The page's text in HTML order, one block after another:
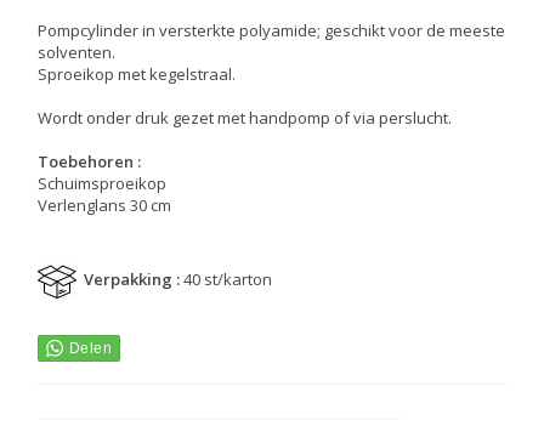
Pompcylinder in versterkte polyamide; geschikt voor de meeste
solventen.
Sproeikop met kegelstraal.
Wordt onder druk gezet met handpomp of via perslucht.
Toebehoren :
Schuimsproeikop
Verlenglans 30 cm
Verpakking :40 st/karton